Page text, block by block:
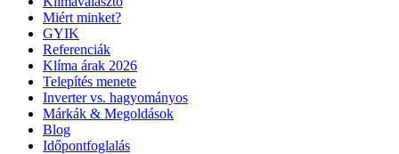
Miért minket?
GYIK
Referenciák
Klíma árak 2026
Telepítés menete
Inverter vs. hagyományos
Márkák & Megoldások
Blog
Időpontfoglalás